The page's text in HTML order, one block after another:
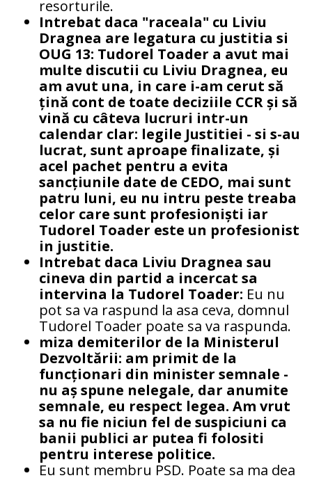
resorturile.
Intrebat daca "raceala" cu Liviu
Dragnea are legatura cu justitia si
OUG 13: Tudorel Toader a avut mai
multe discutii cu Liviu Dragnea, eu
am avut una, in care i-am cerut să
țină cont de toate deciziile CCR și să
vină cu câteva lucruri intr-un
calendar clar: legile Justitiei - si s-au
lucrat, sunt aproape finalizate, și
acel pachet pentru a evita
sancțiunile date de CEDO, mai sunt
patru luni, eu nu intru peste treaba
celor care sunt profesioniști iar
Tudorel Toader este un profesionist
in justitie.
Intrebat daca Liviu Dragnea sau
cineva din partid a incercat sa
intervina la Tudorel Toader: Eu nu
pot sa va raspund la asa ceva, domnul
Tudorel Toader poate sa va raspunda.
miza demiterilor de la Ministerul
Dezvoltării: am primit de la
funcționari din minister semnale -
nu aș spune nelegale, dar anumite
semnale, eu respect legea. Am vrut
sa nu fie niciun fel de suspiciuni ca
banii publici ar putea fi folositi
pentru interese politice.
Eu sunt membru PSD. Poate sa ma dea